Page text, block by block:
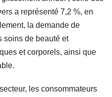
a représenté 7,2 %, en
la demande de
soins de beauté et
et corporels, ainsi que
les consommateurs